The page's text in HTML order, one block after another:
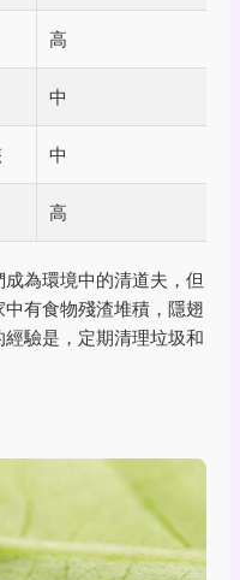
高
中
中
高
為環境中的清道夫，但
有食物殘渣堆積，隱翅
驗是，定期清理垃圾和